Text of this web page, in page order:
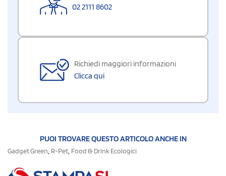
02 2111 8602
Richiedi maggiori informazioni
Clicca qui
PUOI TROVARE QUESTO ARTICOLO ANCHE IN
Gadget Green, R-Pet, Food & Drink Ecologici